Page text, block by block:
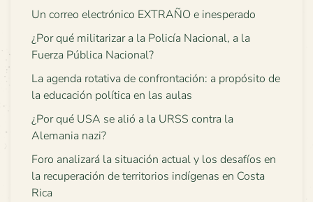
Un correo electrónico EXTRAÑO e inesperado
¿Por qué militarizar a la Policía Nacional, a la
Fuerza Pública Nacional?
La agenda rotativa de confrontación: a propósito de
la educación política en las aulas
¿Por qué USA se alió a la URSS contra la
Alemania nazi?
Foro analizará la situación actual y los desafíos en
la recuperación de territorios indígenas en Costa
Rica